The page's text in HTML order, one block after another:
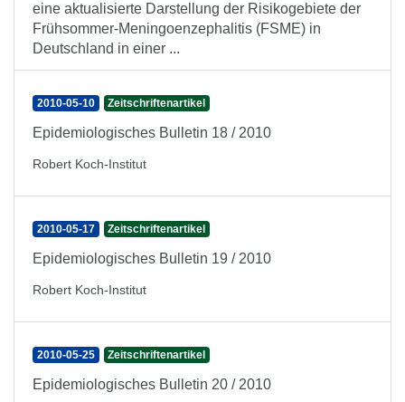
eine aktualisierte Darstellung der Risikogebiete der
Frühsommer-Meningoenzephalitis (FSME) in
Deutschland in einer ...
2010-05-10 Zeitschriftenartikel
Epidemiologisches Bulletin 18 / 2010
Robert Koch-Institut
2010-05-17 Zeitschriftenartikel
Epidemiologisches Bulletin 19 / 2010
Robert Koch-Institut
2010-05-25 Zeitschriftenartikel
Epidemiologisches Bulletin 20 / 2010